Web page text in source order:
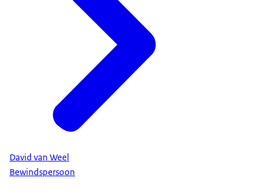
David van Weel
Bewindspersoon